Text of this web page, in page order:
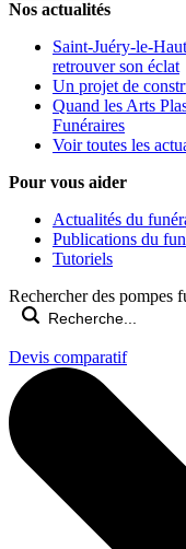
Nos actualités
Saint-Juéry-le-
retrouver son éclat
Un projet de
Quand les Arts
Funéraires
Voir toutes les
Pour vous aider
Actualités du
Publications du
Tutoriels
Rechercher des pompes
Devis comparatif